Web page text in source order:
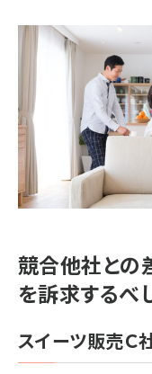
競合他社との
を訴求するべ
スイーツ販売Ｃ